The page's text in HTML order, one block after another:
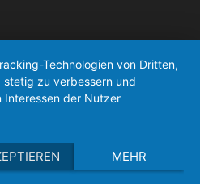
Technologien von Dritten,
stetig zu verbessern und
Interessen der Nutzer
MEHR